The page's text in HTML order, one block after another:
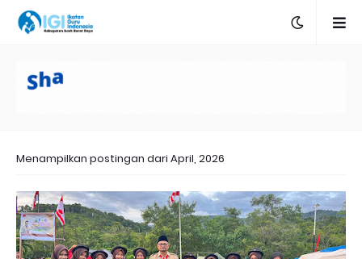
Menampilkan postingan dari April, 2026